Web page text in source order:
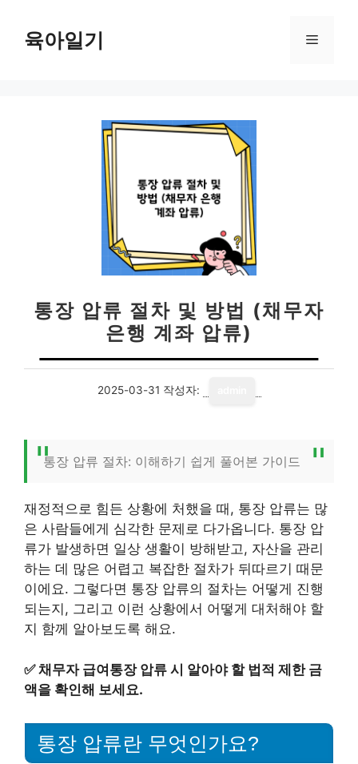
육아일기 메
통장 압류 절차 및 방법 (채무자
은행 계좌 압류)
2025-03-31 작성자:
통장 압류 절차: 이해하기 쉽게 풀어본 가이드
재정적으로 힘든 상황에 처했을 때, 통장 압류는 많
은 사람들에게 심각한 문제로 다가옵니다. 통장 압
류가 발생하면 일상 생활이 방해받고, 자산을 관리
하는 데 많은 어렵고 복잡한 절차가 뒤따르기 때문
이에요. 그렇다면 통장 압류의 절차는 어떻게 진행
되는지, 그리고 이런 상황에서 어떻게 대처해야 할
지 함께 알아보도록 해요.
✅채무자 급여통장 압류 시 알아야 할 법적 제한 금
액을 확인해 보세요.
통장 압류란 무엇인가요?